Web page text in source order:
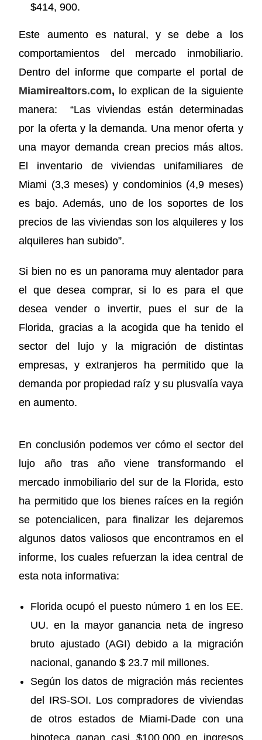
$414, 900.
Este aumento es natural, y se debe a los
comportamientos del mercado inmobiliario.
Dentro del informe que comparte el portal de
Miamirealtors.com, lo explican de la siguiente
manera: “Las viviendas están determinadas
por la oferta y la demanda. Una menor oferta y
una mayor demanda crean precios más altos.
El inventario de viviendas unifamiliares de
Miami (3,3 meses) y condominios (4,9 meses)
es bajo. Además, uno de los soportes de los
precios de las viviendas son los alquileres y los
alquileres han subido”.
Si bien no es un panorama muy alentador para
el que desea comprar, si lo es para el que
desea vender o invertir, pues el sur de la
Florida, gracias a la acogida que ha tenido el
sector del lujo y la migración de distintas
empresas, y extranjeros ha permitido que la
demanda por propiedad raíz y su plusvalía vaya
en aumento.
En conclusión podemos ver cómo el sector del
lujo año tras año viene transformando el
mercado inmobiliario del sur de la Florida, esto
ha permitido que los bienes raíces en la región
se potencialicen, para finalizar les dejaremos
algunos datos valiosos que encontramos en el
informe, los cuales refuerzan la idea central de
esta nota informativa:
Florida ocupó el puesto número 1 en los EE.
UU. en la mayor ganancia neta de ingreso
bruto ajustado (AGI) debido a la migración
nacional, ganando $ 23.7 mil millones.
Según los datos de migración más recientes
del IRS-SOI. Los compradores de viviendas
de otros estados de Miami-Dade con una
hipoteca ganan casi $100,000 en ingresos